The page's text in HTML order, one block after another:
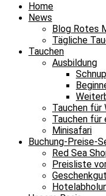
Home
News
Blog Rotes
Tägliche
Tauchen
Ausbildung
Tauchen für
Tauchen für
Minisafari
Buchung-Preise-
Red Sea
Preisliste